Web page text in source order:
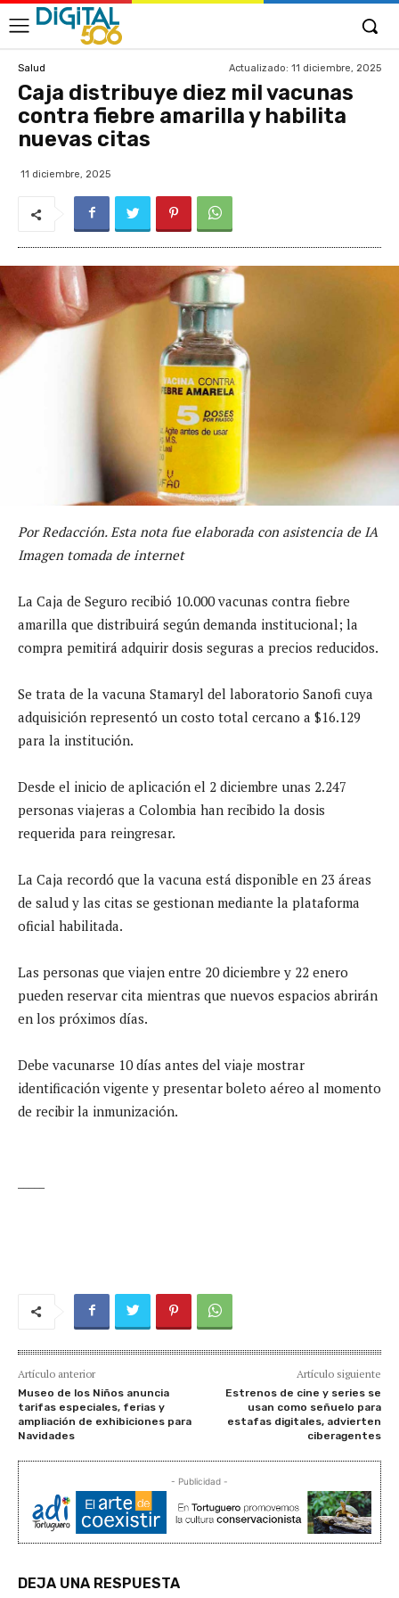
Salud Actualizado: 11 diciembre, 2025
Caja distribuye diez mil vacunas
contra fiebre amarilla y habilita
nuevas citas
11 diciembre, 2025
Por Redacción. Esta nota fue elaborada con asistencia de IA
Imagen tomada de internet
La Caja de Seguro recibió 10.000 vacunas contra fiebre
amarilla que distribuirá según demanda institucional; la
compra pemitirá adquirir dosis seguras a precios reducidos.
Se trata de la vacuna Stamaryl del laboratorio Sanofi cuya
adquisición representó un costo total cercano a $16.129
para la institución.
Desde el inicio de aplicación el 2 diciembre unas 2.247
personas viajeras a Colombia han recibido la dosis
requerida para reingresar.
La Caja recordó que la vacuna está disponible en 23 áreas
de salud y las citas se gestionan mediante la plataforma
oficial habilitada.
Las personas que viajen entre 20 diciembre y 22 enero
pueden reservar cita mientras que nuevos espacios abrirán
en los próximos días.
Debe vacunarse 10 días antes del viaje mostrar
identificación vigente y presentar boleto aéreo al momento
de recibir la inmunización.
Artículo anterior
Museo de los Niños anuncia
tarifas especiales, ferias y
ampliación de exhibiciones para
Navidades
Artículo siguiente
Estrenos de cine y series se
usan como señuelo para
estafas digitales, advierten
ciberagentes
- Publicidad -
DEJA UNA RESPUESTA